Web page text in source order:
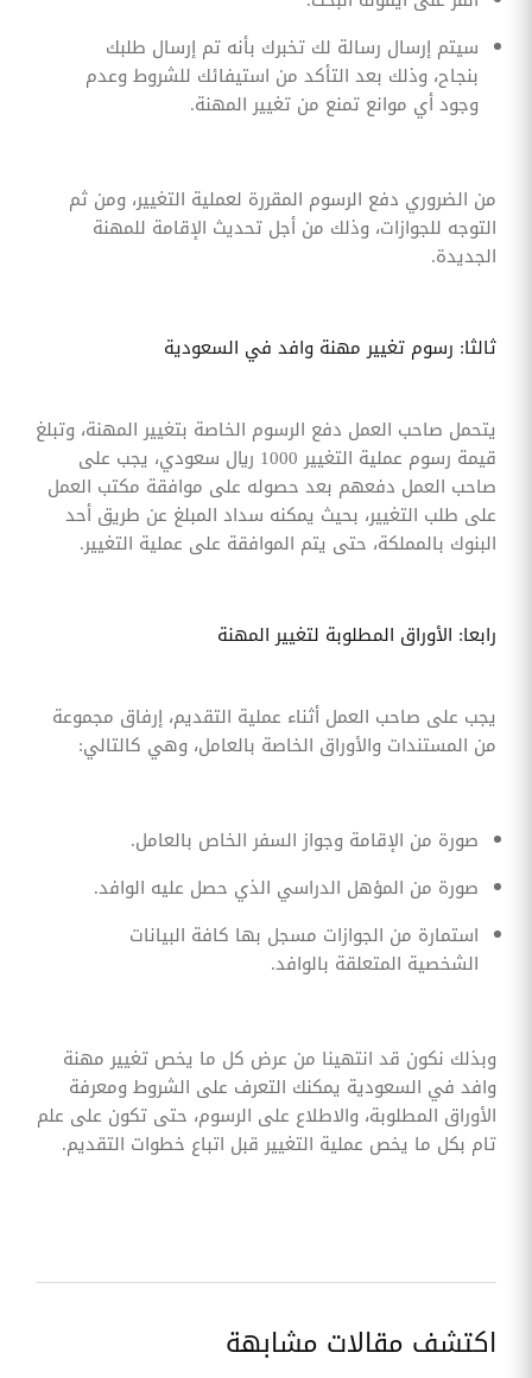
سيتم إرسال رسالة لك تخبرك بأنه تم إرسال طلبك
بنجاح، وذلك بعد التأكد من استيفائك للشروط وعدم
وجود أي موانع تمنع من تغيير المهنة.
من الضروري دفع الرسوم المقررة لعملية التغيير، ومن ثم
التوجه للجوازات، وذلك من أجل تحديث الإقامة للمهنة
الجديدة.
ثالثا: رسوم تغيير مهنة وافد في السعودية
يتحمل صاحب العمل دفع الرسوم الخاصة بتغيير المهنة، وتبلغ
قيمة رسوم عملية التغيير 1000 ريال سعودي، يجب على
صاحب العمل دفعهم بعد حصوله على موافقة مكتب العمل
على طلب التغيير، بحيث يمكنه سداد المبلغ عن طريق أحد
البنوك بالمملكة، حتى يتم الموافقة على عملية التغيير.
رابعا: الأوراق المطلوبة لتغيير المهنة
يجب على صاحب العمل أثناء عملية التقديم، إرفاق مجموعة
من المستندات والأوراق الخاصة بالعامل، وهي كالتالي:
صورة من الإقامة وجواز السفر الخاص بالعامل.
صورة من المؤهل الدراسي الذي حصل عليه الوافد.
استمارة من الجوازات مسجل بها كافة البيانات
الشخصية المتعلقة بالوافد.
وبذلك نكون قد انتهينا من عرض كل ما يخص تغيير مهنة
وافد في السعودية يمكنك التعرف على الشروط ومعرفة
الأوراق المطلوبة، والاطلاع على الرسوم، حتى تكون على علم
تام بكل ما يخص عملية التغيير قبل اتباع خطوات التقديم.
اكتشف مقالات مشابهة